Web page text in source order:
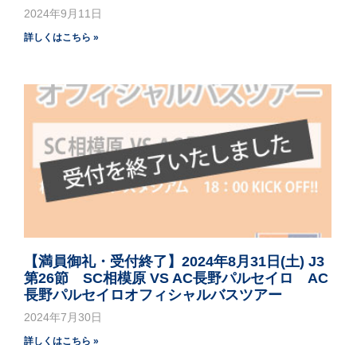
2024年9月11日
詳しくはこちら »
【満員御礼・受付終了】2024年8月31日(土) J3
第26節 SC相模原 VS AC長野パルセイロ AC
長野パルセイロオフィシャルバスツアー
2024年7月30日
詳しくはこちら »